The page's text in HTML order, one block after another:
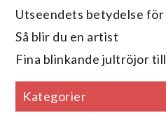
Utseendets betydelse
Så blir du en artist
Fina blinkande jultröjor
Kategorier